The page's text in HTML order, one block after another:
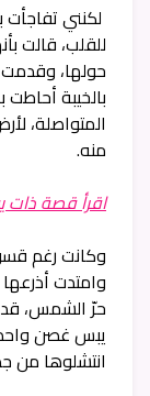
لكنني
للقلب، قالت
حولها، وقدمت
بالخيبة
المتواصلة،
منه.
اقرأ قصة
وكانت رغم
وامتدت
حرّ الشمس،
يبس غصن
انتشلوها من